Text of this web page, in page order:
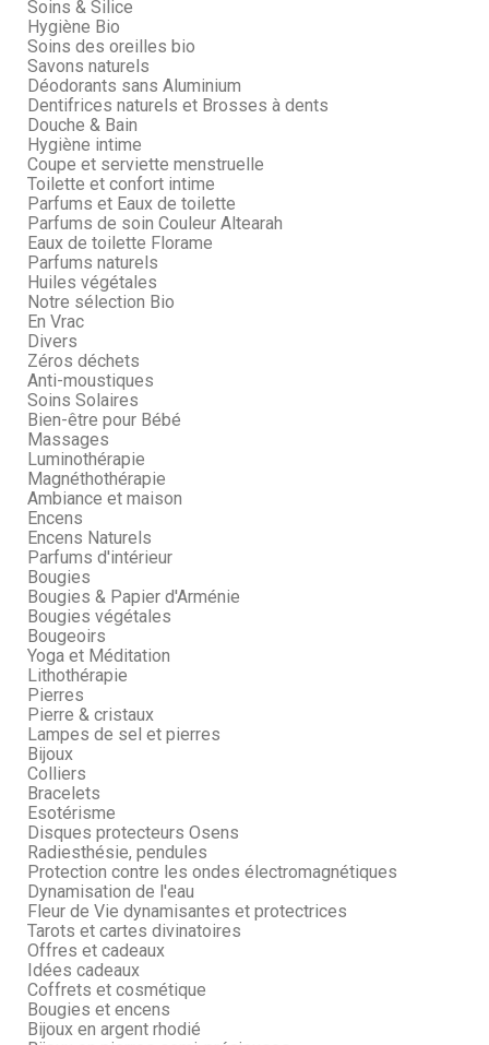
Soins & Silice
Hygiène Bio
Soins des oreilles bio
Savons naturels
Déodorants sans Aluminium
Dentifrices naturels et Brosses à dents
Douche & Bain
Hygiène intime
Coupe et serviette menstruelle
Toilette et confort intime
Parfums et Eaux de toilette
Parfums de soin Couleur Altearah
Eaux de toilette Florame
Parfums naturels
Huiles végétales
Notre sélection Bio
En Vrac
Divers
Zéros déchets
Anti-moustiques
Soins Solaires
Bien-être pour Bébé
Massages
Luminothérapie
Magnéthothérapie
Ambiance et maison
Encens
Encens Naturels
Parfums d'intérieur
Bougies
Bougies & Papier d'Arménie
Bougies végétales
Bougeoirs
Yoga et Méditation
Lithothérapie
Pierres
Pierre & cristaux
Lampes de sel et pierres
Bijoux
Colliers
Bracelets
Esotérisme
Disques protecteurs Osens
Radiesthésie, pendules
Protection contre les ondes électromagnétiques
Dynamisation de l'eau
Fleur de Vie dynamisantes et protectrices
Tarots et cartes divinatoires
Offres et cadeaux
Idées cadeaux
Coffrets et cosmétique
Bougies et encens
Bijoux en argent rhodié